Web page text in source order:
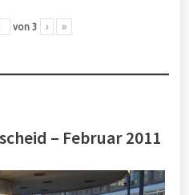
von 3 › »
– Februar 2011